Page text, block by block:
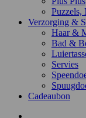
Puzzels,
Verzorging &
Haar &
Bad &
Servies
Cadeaubon